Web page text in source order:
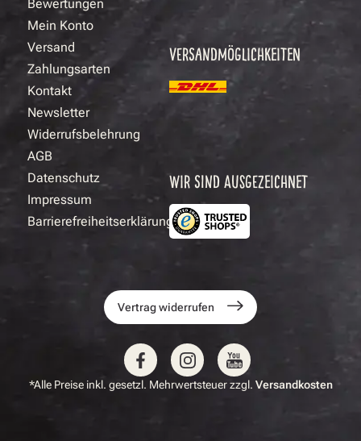
Bewertungen
Mein Konto
Versand
Zahlungsarten
Kontakt
Newsletter
Widerrufsbelehrung
AGB
Datenschutz
Impressum
Barrierefreiheitserklärung
VERSANDMÖGLICHKEITEN
WIR SIND AUSGEZEICHNET
Vertrag widerrufen
*Alle Preise inkl. gesetzl. Mehrwertsteuer zzgl. Versandkosten